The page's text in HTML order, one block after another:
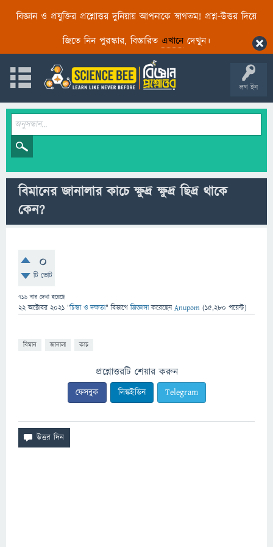
বিজ্ঞান ও প্রযুক্তির প্রশ্নোত্তর দুনিয়ায় আপনাকে স্বাগতম! প্রশ্ন-উত্তর দিয়ে
জিতে নিন পুরস্কার, বিস্তারিত এখানেদেখুন।
লগ ইন
বিমানের জানালার কাচে ক্ষুদ্র ক্ষুদ্র ছিদ্র থাকে
কেন?
0
টি ভোট
716 বার দেখা হয়েছে
22 অক্টোবর 2021 "চিন্তা ও দক্ষতা" বিভাগে জিজ্ঞাসাকরেছেনAnupom (15,280 পয়েন্ট)
বিমান জানালা কাচ
প্রশ্নোত্তরটি শেয়ার করুন
ফেসবুক লিঙ্কইডিন Telegram